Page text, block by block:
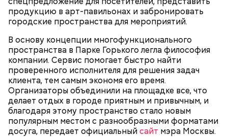
продукцию в арт-павильонах и забронировать
городские пространства для мероприятий.
В основу концепции многофункционального
пространства в Парке Горького легла философия
компании. Сервис помогает быстро найти
проверенного исполнителя для решения задач
клиента, тем самым экономя его время.
Организаторы объединили на площадке все, что
делает отдых в городе приятным и привычным, и
благодаря этому пространство стало новым
популярным местом с разнообразными форматами
досуга, передает официальныйсайт мэра Москвы.
электромеханики и информационных технологий
обучают по профессии «Мастер вертикального
транспорта». Здесь есть мастерская, где учат
будущих электромехаников по лифтам.
Модернизировали также лабораторию
композитных материалов в Политехническом
колледже имени Н. Н. Годовикова. Там студенты
изготавливают детали из стеклоткани и
углеволокна, проверяют их качество на новых
дефектоскопах и работают на лазерном и
гибочном станках с ЧПУ. Здесь же появился
учебный комплекс с технологией дополненной
реальности, который помогает студентам изучать
Все участники экскурсии отметили масштабы
пространства кинопарка и возможность
перемещаться из одной эпохи в другую.